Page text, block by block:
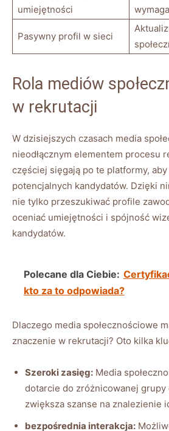
umiejętności
Pasywny profil w sieci
Rola mediów
w rekrutacji
W dzisiejszych czasach media
nieodłącznym elementem procesu
częściej sięgają po te platformy,
potencjalnych kandydatów. Dzięki
nie tylko przeszukiwać profile
oceniać umiejętności i spójność
kandydatów.
Polecane dla Ciebie:
kto za to odpowiada?
Dlaczego media społecznościowe
znaczenie w rekrutacji? Oto kilka
Szeroki zasięg: Media
dotarcie do zróżnicowanej grupy
zwiększa szanse na znalezienie
bezpośrednia interakcja: